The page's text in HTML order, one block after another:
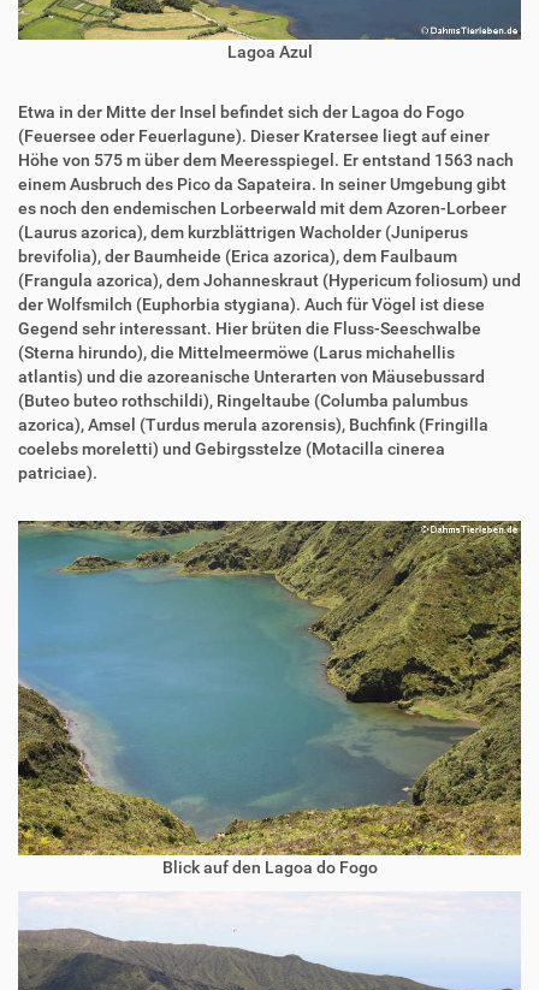
Lagoa Azul
Etwa in der Mitte der Insel befindet sich der Lagoa do Fogo
(Feuersee oder Feuerlagune). Dieser Kratersee liegt auf einer
Höhe von 575 m über dem Meeresspiegel. Er entstand 1563 nach
einem Ausbruch des Pico da Sapateira. In seiner Umgebung gibt
es noch den endemischen Lorbeerwald mit dem Azoren-Lorbeer
(Laurus azorica), dem kurzblättrigen Wacholder (Juniperus
brevifolia), der Baumheide (Erica azorica), dem Faulbaum
(Frangula azorica), dem Johanneskraut (Hypericum foliosum) und
der Wolfsmilch (Euphorbia stygiana). Auch für Vögel ist diese
Gegend sehr interessant. Hier brüten die Fluss-Seeschwalbe
(Sterna hirundo), die Mittelmeermöwe (Larus michahellis
atlantis) und die azoreanische Unterarten von Mäusebussard
(Buteo buteo rothschildi), Ringeltaube (Columba palumbus
azorica), Amsel (Turdus merula azorensis), Buchfink (Fringilla
coelebs moreletti) und Gebirgsstelze (Motacilla cinerea
patriciae).
Blick auf den Lagoa do Fogo